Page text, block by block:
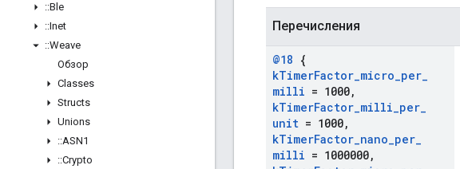
::Ble
::Inet
::Weave
Обзор
Classes
Structs
Unions
::ASN1
::Crypto
Перечисления
@18 {
kTimerFactor_micro_per_
milli = 1000,
kTimerFactor_milli_per_
unit = 1000,
kTimerFactor_nano_per_
milli = 1000000,